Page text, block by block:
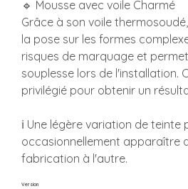
🔹 Mousse avec voile Charmé
Grâce à son voile
la pose sur les formes
risques de marquage et
souplesse lors de l'installation.
privilégié pour obtenir un
ℹ️ Une légère variation de teinte
occasionnellement apparaître
fabrication à l'autre.
Version